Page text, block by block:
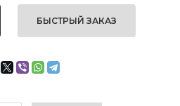
БЫСТРЫЙ ЗАКАЗ